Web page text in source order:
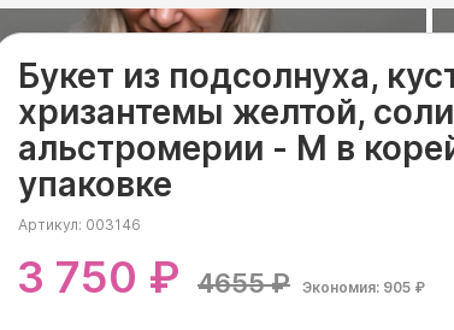
Букет из подсолнуха,
хризантемы желтой,
альстромерии - M в
упаковке
Артикул: 003146
3 750 ₽ 4655 ₽ Экономия: 905 ₽